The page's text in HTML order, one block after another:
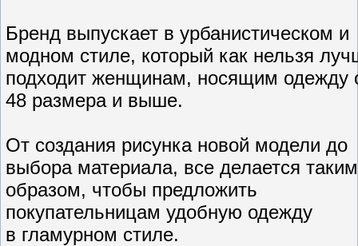
Бренд выпускает в урбанистическом и
модном стиле, который как нельзя
подходит женщинам, носящим одежду
48 размера и выше.
От создания рисунка новой модели до
выбора материала, все делается таким
образом, чтобы предложить
покупательницам удобную одежду
в гламурном стиле.